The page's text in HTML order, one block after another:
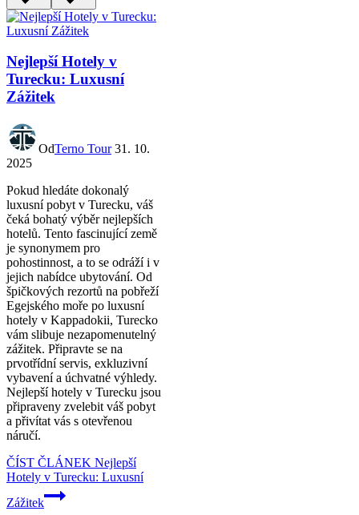
Nejlepší Hotely v
Turecku: Luxusní
Zážitek
OdTerno Tour 31. 10.
2025
Pokud hledáte dokonalý
luxusní pobyt v Turecku, váš
čeká bohatý výběr nejlepších
hotelů. Tento fascinující země
je synonymem pro
pohostinnost, a to se odráží i v
jejich nabídce ubytování. Od
špičkových rezortů na pobřeží
Egejského moře po luxusní
hotely v Kappadokii, Turecko
vám slibuje nezapomenutelný
zážitek. Připravte se na
prvotřídní servis, exkluzivní
vybavení a úchvatné výhledy.
Nejlepší hotely v Turecku jsou
připraveny zvelebit váš pobyt
a přivítat vás s otevřenou
náručí.
ČÍST ČLÁNEK Nejlepší
Hotely v Turecku: Luxusní
Zážitek